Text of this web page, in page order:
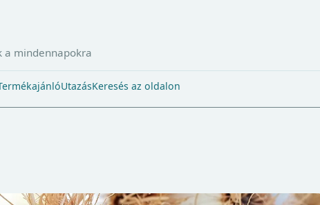
a mindennapokra
UtazásKeresés az oldalon